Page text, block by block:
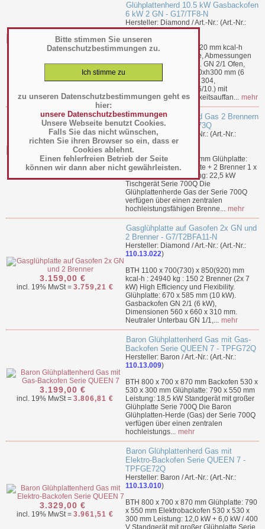
Bitte stimmen Sie unseren
Datenschutzbestimmungen zu.
zu unseren Datenschutzbestimmungen geht es
hier:
unsere Datenschutzbestimmungen
Unsere Webseite benutzt Cookies.
Falls Sie das nicht wünschen,
richten Sie ihren Browser so ein, dass er
Cookies ablehnt.
Einen fehlerfreien Betrieb der Seite
können wir dann aber nicht gewährleisten.
incl. 19% MwSt =3.307,01 €
Glühplattenherd 10.5 kW Gasbackofen
6 kW 2 GN - G17/TF8-N
Hersteller: Diamond / Art.-Nr.: (Art.-Nr.:
110.13.019)
BTH 800 x 700 x 850-920 mm kcal-h
14190 130 Kg Glühlatte, Abmessungen
800x700 mm (10,5 kW). GN 2/1 Ofen,
Abmessungen 575x700xh300 mm (6
kW). Aus Edelstahl AISI 304,
tiefgezogenes "Top" (15/10.) mit
wasserdichtem Flüssigkeitsauffan... mehr
2.965,00 €
Baron Glühplattenherd Gas 2 Brennern
TG QUEEN 7. - TPG73Q
Hersteller: Baron / Art.-Nr.: (Art.-Nr.:
110.13.008)
BTH 1200 x 700 x 250 mm Glühplatte:
790 x 550 mm Glühplatte + 2 Brenner 1 x
3,5 + 1 x 7,0 kW Leistung: 22,5 kW
Tischgerät Serie 700Q Die
Glühplattenherde Gas der Serie 700Q
verfügen über einen zentralen
hochleistungsfähigen Brenne... mehr
3.159,00 €
incl. 19% MwSt = 3.759,21 €
Gasglühplatte auf Gasofen 2x GN und
2 Brenner - G7/T2BFA11-N
Hersteller: Diamond / Art.-Nr.: (Art.-Nr.:
110.13.022)
BTH 1100 x 700(730) x 850(920) mm
kcal-h : 24940 kg : 150 2 Brenner (2x 7
kW) High Efficiency und Flexibility.
Glühplatte: 670 x 585 mm (10 kW).
Gasbackofen GN 2/1 (6 kW),
Dimensionen 560 x 660 x 310 mm.
Neutraler Unterbau GN 1/1,... mehr
3.199,00 €
incl. 19% MwSt = 3.806,81 €
Baron Glühplattenherd Gas mit Gas-
Backofen Serie QUEEN 7 - TPFG72Q
Hersteller: Baron / Art.-Nr.: (Art.-Nr.:
110.13.009)
BTH 800 x 700 x 870 mm Backofen 530 x
530 x 300 mm Glühplatte: 790 x 550 mm
Leistung: 18,5 kW Standgerät mit großer
Glühplatte Serie 700Q Die Baron
Glühplatten-Herde (Gas) der Serie 700Q
verfügen über einen zentralen
hochleistungs... mehr
3.329,00 €
incl. 19% MwSt = 3.961,51 €
Baron Glühplattenherd Gas mit
Elektro-Backofen Serie QUEEN 7 -
TPFGE72Q
Hersteller: Baron / Art.-Nr.: (Art.-Nr.:
110.13.010)
BTH 800 x 700 x 870 mm Glühplatte: 790
x 550 mm Elektrobackofen 530 x 530 x
300 mm Leistung: 12,0 kW + 6,0 kW / 400
V Standgerät mit großer Glühplatte Serie